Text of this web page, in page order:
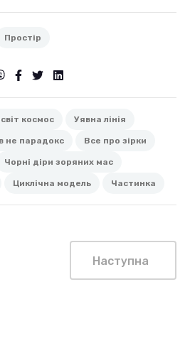
Простір
космос Уявна лінія
не парадокс Все про зірки
Чорні діри зоряних мас
Циклічна модель Частинка
Наступна